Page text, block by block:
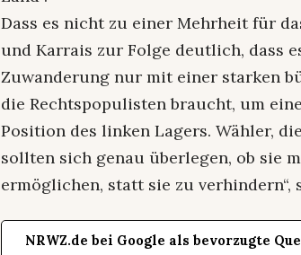
Dass es nicht zu einer Mehrheit für
und Karrais zur Folge deutlich, dass
Zuwanderung nur mit einer starken
die Rechtspopulisten braucht, um
Position des linken Lagers. Wähler,
sollten sich genau überlegen, ob sie
ermöglichen, statt sie zu verhindern“,
NRWZ.de bei Google als bevorzugte